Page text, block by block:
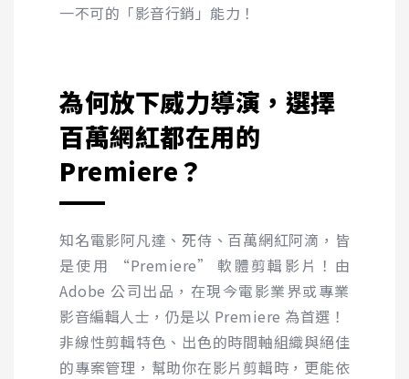
一不可的「影音行銷」能力！
為何放下威力導演，選擇
百萬網紅都在用的
Premiere？
知名電影阿凡達、死侍、百萬網紅阿滴，皆
是使用 “Premiere” 軟體剪輯影片！由
Adobe 公司出品，在現今電影業界或專業
影音編輯人士，仍是以 Premiere 為首選！
非線性剪輯特色、出色的時間軸組織與絕佳
的專案管理，幫助你在影片剪輯時，更能依